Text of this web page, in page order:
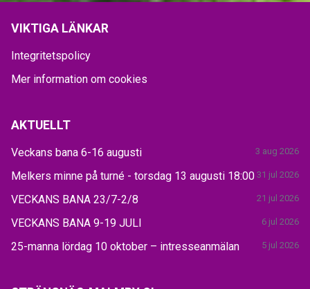
VIKTIGA LÄNKAR
Integritetspolicy
Mer information om cookies
AKTUELLT
Veckans bana 6-16 augusti 3 aug 2026
Melkers minne på turné - torsdag 13 augusti 18:00 31 jul 2026
VECKANS BANA 23/7-2/8 21 jul 2026
VECKANS BANA 9-19 JULI 6 jul 2026
25-manna lördag 10 oktober – intresseanmälan 5 jul 2026